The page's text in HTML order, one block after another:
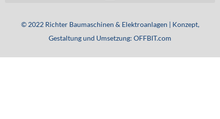
©2022Richter Baumaschinen & Elektroanlagen | Konzept,
Gestaltung und Umsetzung: OFFBIT.com